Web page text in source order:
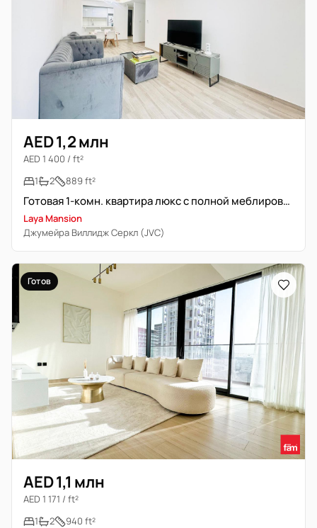
AED 1,2 млн
AED 1 400 / ft²
1
2 889 ft²
Готовая 1-комн. квартира люкс с полной меблировкой
Laya Mansion
Джумейра Виллидж Серкл (JVC)
Готов
AED 1,1 млн
AED 1 171 / ft²
1
2 940 ft²